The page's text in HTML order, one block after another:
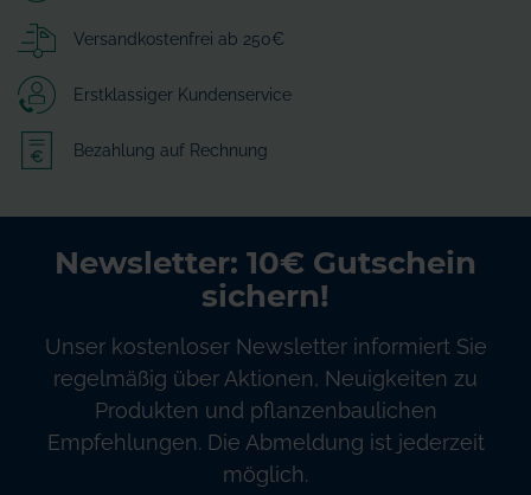
Versandkostenfrei ab 250€
Erstklassiger Kundenservice
Bezahlung auf Rechnung
Newsletter: 10€ Gutschein
sichern!
Unser kostenloser Newsletter informiert Sie
regelmäßig über Aktionen, Neuigkeiten zu
Produkten und pflanzenbaulichen
Empfehlungen. Die Abmeldung ist jederzeit
möglich.